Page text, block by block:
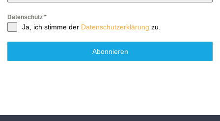
Datenschutz *
Ja, ich stimme der Datenschutzerklärung zu.
Abonnieren